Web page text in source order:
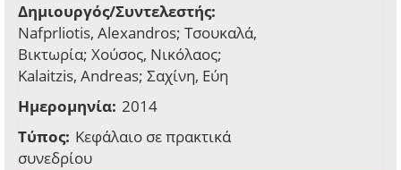
Δημιουργός/Συντελεστής:
Nafprliotis, Alexandros; Τσουκαλά,
Βικτωρία; Χούσος, Νικόλαος;
Kalaitzis, Andreas; Σαχίνη, Εύη
Ημερομηνία: 2014
Τύπος: Κεφάλαιο σε πρακτικά
συνεδρίου